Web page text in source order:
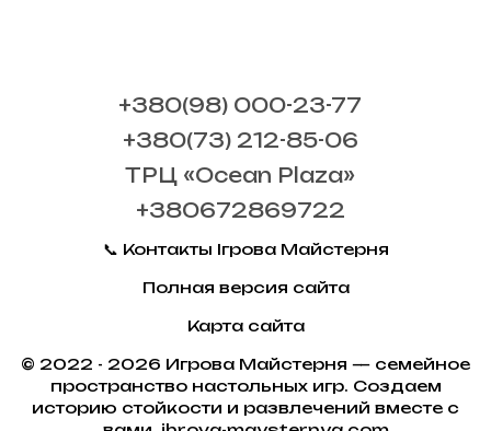
+380(98) 000-23-77
+380(73) 212-85-06
ТРЦ «Ocean Plaza»
+380672869722
📞 Контакты Ігрова Майстерня
Полная версия сайта
Карта сайта
© 2022 - 2026 Игрова Майстерня — семейное
пространство настольных игр. Создаем
историю стойкости и развлечений вместе с